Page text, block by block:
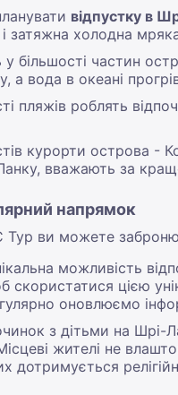
відпустку в
холодна
у більшості частин
а вода в океані
пляжів роблять
курорти острова -
вважають за
напрямок
Тур ви можете
можливість
скористатися цією
оновлюємо
з дітьми на Шрі-
жителі не
дотримується